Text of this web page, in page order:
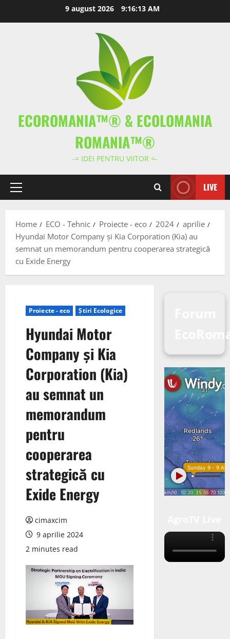
9 august 2026 9:16:14 AM
ECOROMANIA™® & ECOLOMANIA
ROMANIA™®
-= IDEI PENTRU VIITOR =-
Primary
LIVE
Home ECO - Tehnic Proiecte - eco 2024
aprilie
Hyundai Motor Company și Kia Corporation (Kia) au
semnat un memorandum pentru cooperarea strategică
cu Exide Energy
Proiecte - eco Știri Ecologice
Hyundai Motor
Company și Kia
Corporation (Kia)
au semnat un
memorandum
pentru
cooperarea
strategică cu
Exide Energy
cimaxcim
9 aprilie 2024
2 minutes read